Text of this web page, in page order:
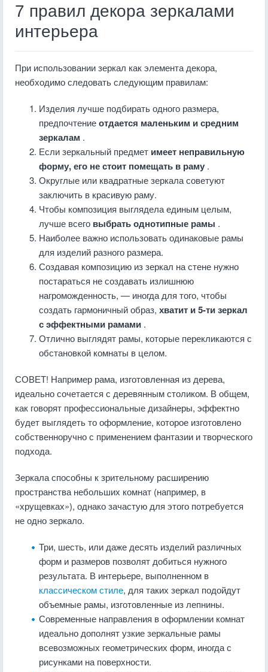
7 правил декора зеркалами
интерьера
При использовании зеркал как элемента декора,
необходимо следовать следующим правилам:
Изделия лучше подбирать одного размера,
предпочтениеотдается маленьким и средним
зеркалам .
Если зеркальный предмет имеет неправильную
форму, его не стоит помещать в раму .
Округлые или квадратные зеркала советуют
заключить в красивую раму.
Чтобы композиция выглядела единым целым,
лучше всего выбрать однотипные рамы .
Наиболее важно использовать одинаковые рамы
для изделий разного размера.
Создавая композицию из зеркал на стене нужно
постараться не создавать излишнюю
нагроможденность, — иногда для того, чтобы
создать гармоничный образ, хватит и 5-ти зеркал
с эффектными рамами .
Отлично выглядят рамы, которые перекликаются с
обстановкой комнаты в целом.
СОВЕТ! Например рама, изготовленная из дерева,
идеально сочетается с деревянным столиком. В общем,
как говорят профессиональные дизайнеры, эффектно
будет выглядеть то оформление, которое изготовлено
собственноручно с применением фантазии и творческого
подхода.
Зеркала способны к зрительному расширению
пространства небольших комнат (например, в
«хрущевках»), однако зачастую для этого потребуется
не одно зеркало.
Три, шесть, или даже десять изделий различных
форм и размеров позволят добиться нужного
результата. В интерьере, выполненном в
классическом стиле, для таких зеркал подойдут
объемные рамы, изготовленные из лепнины.
Современные направления в оформлении комнат
идеально дополнят узкие зеркальные рамы
всевозможных геометрических форм, иногда с
рисунками на поверхности.